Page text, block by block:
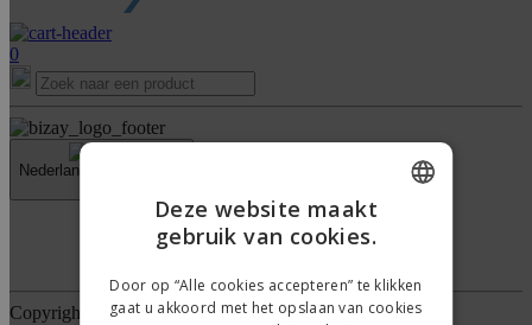
0
Nederland |
Klokkenluiderskanaal
Copyright © 2026 - BIZAY. Alle rechten voorbehouden.
ENGLISH
Deze website maakt
gebruik van cookies.
Door op “Alle cookies accepteren” te klikken
gaat u akkoord met het opslaan van cookies